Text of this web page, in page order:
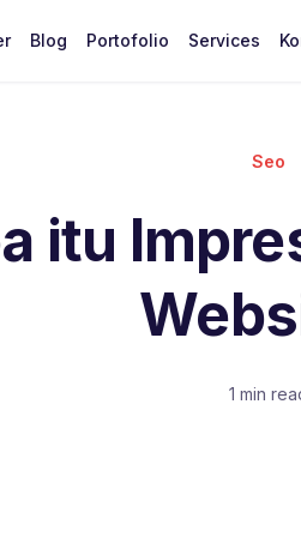
Blog Portofolio Services
Seo
itu
1 min